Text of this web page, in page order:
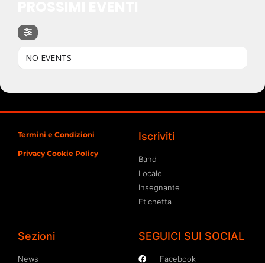
NO EVENTS
Termini e Condizioni
Privacy Cookie Policy
Iscriviti
Band
Locale
Insegnante
Etichetta
Sezioni
News
SEGUICI SUI SOCIAL
Facebook